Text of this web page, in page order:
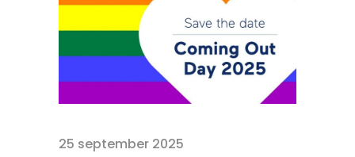
25 september 2025